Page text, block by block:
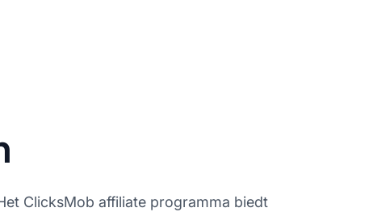
ClicksMob affiliate programma biedt